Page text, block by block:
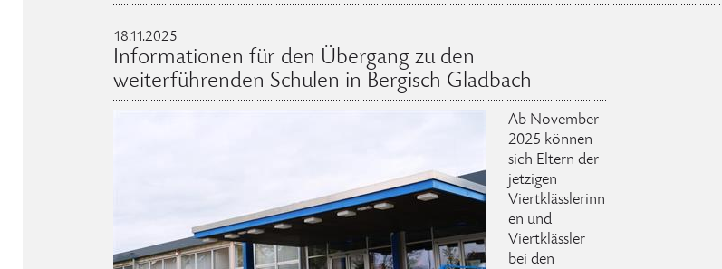
18.11.2025
Informationen für den Übergang zu den
weiterführenden Schulen in Bergisch Gladbach
Ab November
2025 können
sich Eltern der
jetzigen
Viertklässlerinn
en und
Viertklässler
bei den